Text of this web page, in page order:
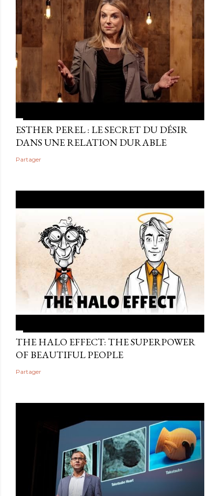
ESTHER PEREL : LE SECRET DU DÉSIR
DANS UNE RELATION DURABLE
Partager
THE HALO EFFECT: THE SUPERPOWER
OF BEAUTIFUL PEOPLE
Partager